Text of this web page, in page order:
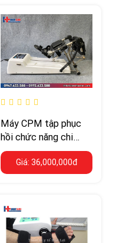
Máy CPM tập phục
hồi chức năng chi
dưới cho trẻ
Giá: 36,000,000đ